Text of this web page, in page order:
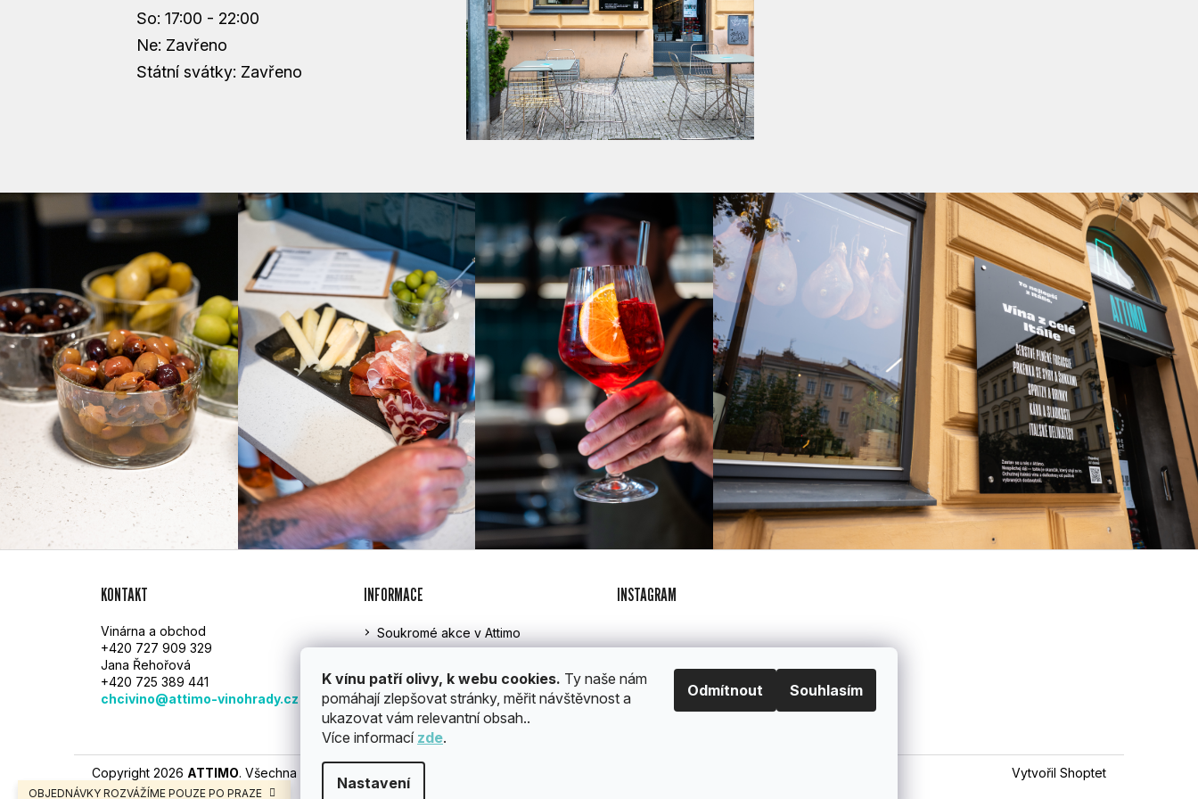
K vínu patří olivy, k webu cookies. Ty naše nám
pomáhají zlepšovat stránky, měřit návštěvnost a
ukazovat vám relevantní obsah..
Více informací zde.
Nastavení
Odmítnout Souhlasím
OBJEDNÁVKY ROZVÁŽÍME POUZE PO PRAZE
So: 17:00 - 22:00
Ne: Zavřeno
Státní svátky: Zavřeno
KONTAKT
Vinárna a obchod
+420 727 909 329
Jana Řehořová
+420 725 389 441
chcivino@attimo-vinohrady.cz
INFORMACE
Soukromé akce v Attimo
Reklamace, vrácení a doprava
Obchodní podmínky
GDPR
INSTAGRAM
Vytvořil Shoptet
Copyright 2026 ATTIMO. Všechna práva vyhrazena.